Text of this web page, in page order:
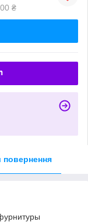
₴
повернення